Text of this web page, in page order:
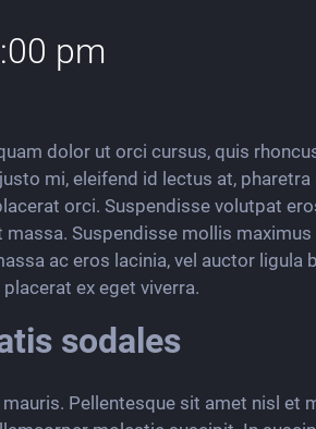
pm
dolor ut orci cursus, quis
mi, eleifend id lectus at,
orci. Suspendisse volutpat
Suspendisse mollis
ac eros lacinia, vel auctor ligula
ex eget viverra.
sodales
Pellentesque sit amet nisl et